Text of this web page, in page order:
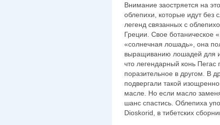
Внимание заостряется на
облепихи, которые идут без
легенд связанных с
Греции. Свое ботаническое
«солнечная лошадь», она
выращиванию лошадей для
что легендарный конь
поразительное в другом. В
подвергали такой
масле. Но если масло
шанс спастись. Облепиха
Dioskorid, в тибетских